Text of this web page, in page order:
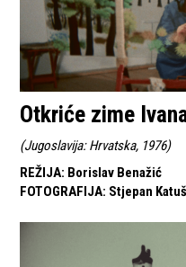
Otkriće zime
(Jugoslavija: Hrvatska, 1976)
REŽIJA: Borislav Benažić
FOTOGRAFIJA: Stjepan